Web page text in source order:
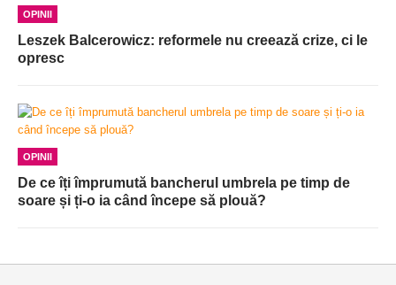
OPINII
Leszek Balcerowicz: reformele nu creează crize, ci le
opresc
OPINII
De ce îți împrumută bancherul umbrela pe timp de
soare și ți-o ia când începe să plouă?